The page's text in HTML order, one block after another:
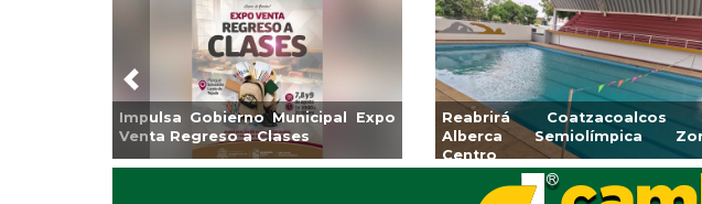
Impulsa Gobierno Municipal Expo
Venta Regreso a Clases
Reabrirá Coatzacoalcos
Alberca Semiolímpica
Centro
Previous